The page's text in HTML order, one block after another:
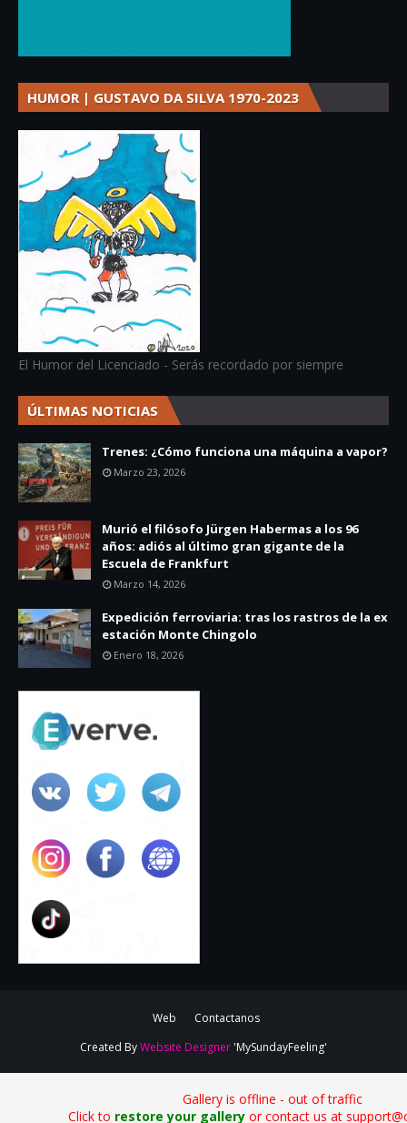
HUMOR | GUSTAVO DA SILVA 1970-2023
El Humor del Licenciado - Serás recordado por siempre
ÚLTIMAS NOTICIAS
Trenes: ¿Cómo funciona una máquina a vapor?
Marzo 23, 2026
Murió el filósofo Jürgen Habermas a los 96
años: adiós al último gran gigante de la
Escuela de Frankfurt
Marzo 14, 2026
Expedición ferroviaria: tras los rastros de la ex
estación Monte Chingolo
Enero 18, 2026
Web
Contactanos
Created ByWebsite Designer 'MySundayFeeling'
Gallery is offline - out of traffic
Click to restore your galleryor contact us at